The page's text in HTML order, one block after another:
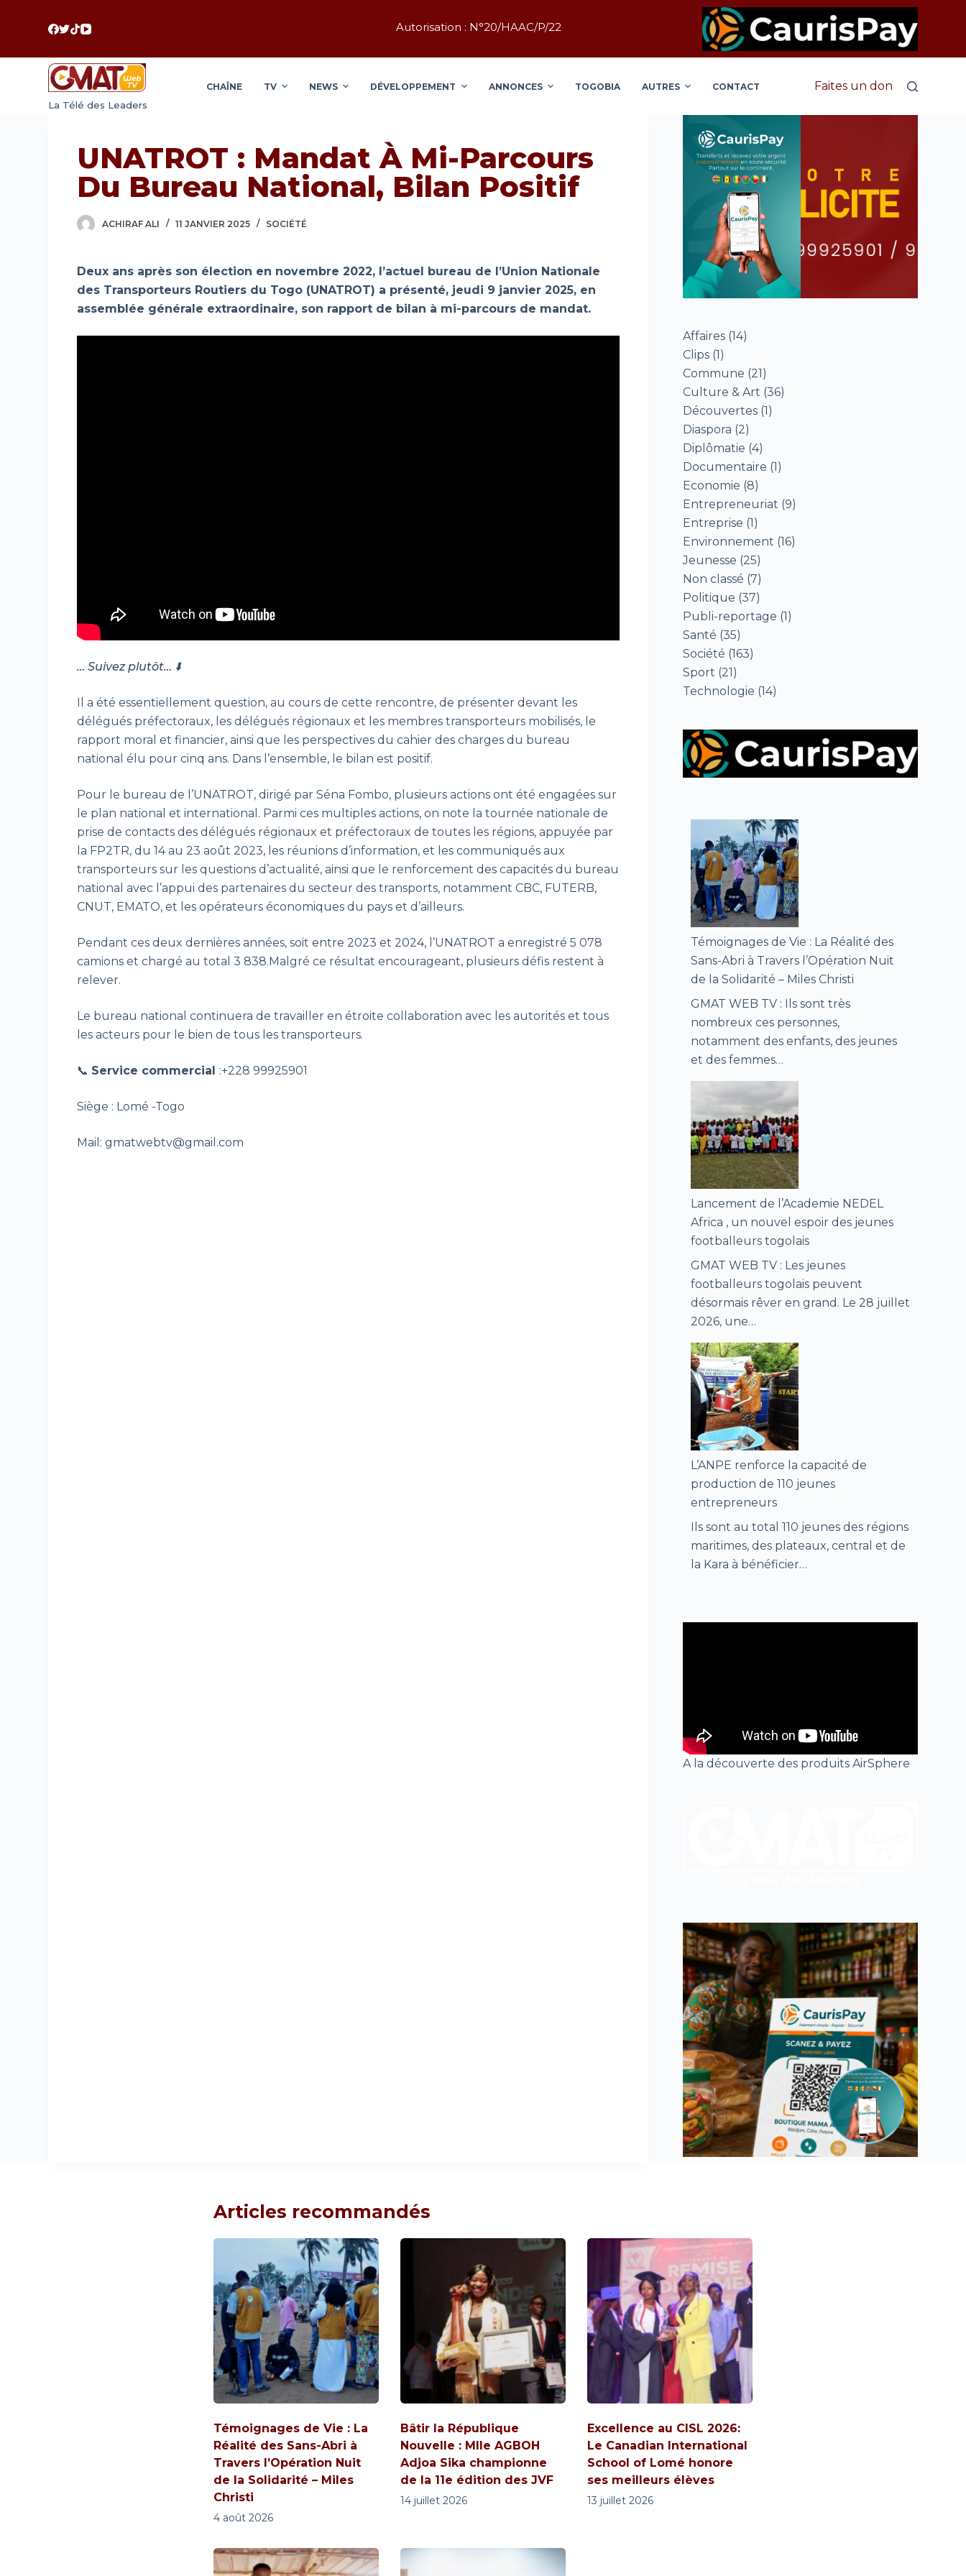
Autorisation : N°20/HAAC/P/22
La Télé des Leaders
CHAÎNE TV NEWS DÉVELOPPEMENT ANNONCES TOGOBIA AUTRES CONTACT Faites un don
UNATROT : Mandat À Mi-Parcours
Du Bureau National, Bilan Positif
ACHIRAF ALI 11 JANVIER 2025 SOCIÉTÉ
Deux ans après son élection en novembre 2022, l’actuel bureau de l’Union Nationale
des Transporteurs Routiers du Togo (UNATROT) a présenté, jeudi 9 janvier 2025, en
assemblée générale extraordinaire, son rapport de bilan à mi-parcours de mandat.
… Suivez plutôt… ⬇️
Il a été essentiellement question, au cours de cette rencontre, de présenter devant les
délégués préfectoraux, les délégués régionaux et les membres transporteurs mobilisés, le
rapport moral et financier, ainsi que les perspectives du cahier des charges du bureau
national élu pour cinq ans. Dans l’ensemble, le bilan est positif.
Pour le bureau de l’UNATROT, dirigé par Séna Fombo, plusieurs actions ont été engagées sur
le plan national et international. Parmi ces multiples actions, on note la tournée nationale de
prise de contacts des délégués régionaux et préfectoraux de toutes les régions, appuyée par
la FP2TR, du 14 au 23 août 2023, les réunions d’information, et les communiqués aux
transporteurs sur les questions d’actualité, ainsi que le renforcement des capacités du bureau
national avec l’appui des partenaires du secteur des transports, notamment CBC, FUTERB,
CNUT, EMATO, et les opérateurs économiques du pays et d’ailleurs.
Pendant ces deux dernières années, soit entre 2023 et 2024, l’UNATROT a enregistré 5 078
camions et chargé au total 3 838.Malgré ce résultat encourageant, plusieurs défis restent à
relever.
Le bureau national continuera de travailler en étroite collaboration avec les autorités et tous
les acteurs pour le bien de tous les transporteurs.
📞 Service commercial :+228 99925901
Siège : Lomé -Togo
Mail: gmatwebtv@gmail.com
Affaires (14)
Clips (1)
Commune (21)
Culture & Art (36)
Découvertes (1)
Diaspora (2)
Diplômatie (4)
Documentaire (1)
Economie (8)
Entrepreneuriat (9)
Entreprise (1)
Environnement (16)
Jeunesse (25)
Non classé (7)
Politique (37)
Publi-reportage (1)
Santé (35)
Société (163)
Sport (21)
Technologie (14)
Témoignages de Vie : La Réalité des
Sans-Abri à Travers l’Opération Nuit
de la Solidarité – Miles Christi
GMAT WEB TV : Ils sont très
nombreux ces personnes,
notamment des enfants, des jeunes
et des femmes…
Lancement de l’Academie NEDEL
Africa , un nouvel espoir des jeunes
footballeurs togolais
GMAT WEB TV : Les jeunes
footballeurs togolais peuvent
désormais rêver en grand. Le 28 juillet
2026, une…
L’ANPE renforce la capacité de
production de 110 jeunes
entrepreneurs
Ils sont au total 110 jeunes des régions
maritimes, des plateaux, central et de
la Kara à bénéficier…
A la découverte des produits AirSphere
Articles recommandés
Témoignages de Vie : La
Réalité des Sans-Abri à
Travers l’Opération Nuit
de la Solidarité – Miles
Christi
4 août 2026
Bâtir la République
Nouvelle : Mlle AGBOH
Adjoa Sika championne
de la 11e édition des JVF
14 juillet 2026
Excellence au CISL 2026:
Le Canadian International
School of Lomé honore
ses meilleurs élèves
13 juillet 2026